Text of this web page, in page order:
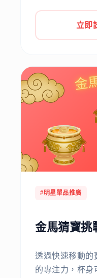
立即
#明星單品推廣
金馬猜寶挑
透過快速移動的
的專注力，杯身